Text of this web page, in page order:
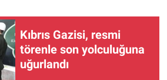
Kıbrıs Gazisi, resmi
törenle son yolculuğuna
uğurlandı